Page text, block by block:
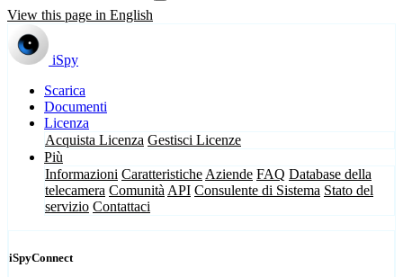
View this page in English
iSpy
Scarica
Documenti
Licenza
Acquista Licenza Gestisci Licenze
Più
Informazioni Caratteristiche Aziende FAQ Database della
telecamera Comunità API Consulente di Sistema Stato del
servizio Contattaci
iSpyConnect